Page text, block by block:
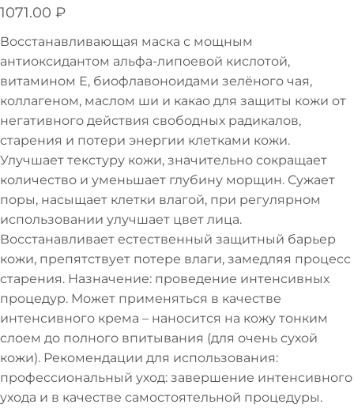
1071.00 ₽
Восстанавливающая маска с мощным
антиоксидантом альфа-липоевой кислотой,
витамином Е, биофлавоноидами зелёного чая,
коллагеном, маслом ши и какао для защиты кожи от
негативного действия свободных радикалов,
старения и потери энергии клетками кожи.
Улучшает текстуру кожи, значительно сокращает
количество и уменьшает глубину морщин. Сужает
поры, насыщает клетки влагой, при регулярном
использовании улучшает цвет лица.
Восстанавливает естественный защитный барьер
кожи, препятствует потере влаги, замедляя процесс
старения. Назначение: проведение интенсивных
процедур. Может применяться в качестве
интенсивного крема – наносится на кожу тонким
слоем до полного впитывания (для очень сухой
кожи). Рекомендации для использования:
профессиональный уход: завершение интенсивного
ухода и в качестве самостоятельной процедуры.